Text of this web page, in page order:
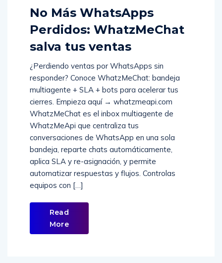
No Más WhatsApps
Perdidos: WhatzMeChat
salva tus ventas
¿Perdiendo ventas por WhatsApps sin
responder? Conoce WhatzMeChat: bandeja
multiagente + SLA + bots para acelerar tus
cierres. Empieza aquí → whatzmeapi.com
WhatzMeChat es el inbox multiagente de
WhatzMeApi que centraliza tus
conversaciones de WhatsApp en una sola
bandeja, reparte chats automáticamente,
aplica SLA y re-asignación, y permite
automatizar respuestas y flujos. Controlas
equipos con […]
Read
More